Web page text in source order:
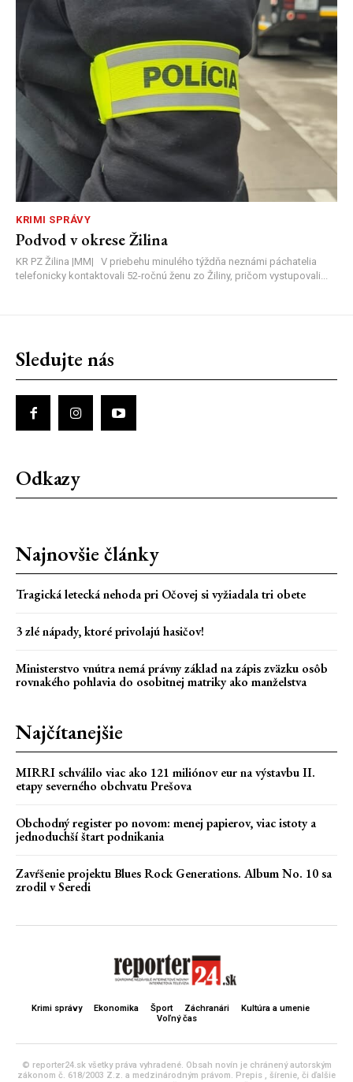
KRIMI SPRÁVY
Podvod v okrese Žilina
KR PZ Žilina |MM| V priebehu minulého týždňa neznámi páchatelia
telefonicky kontaktovali 52-ročnú ženu zo Žiliny, pričom vystupovali...
Sledujte nás
Odkazy
Najnovšie články
Tragická letecká nehoda pri Očovej si vyžiadala tri obete
3 zlé nápady, ktoré privolajú hasičov!
Ministerstvo vnútra nemá právny základ na zápis zväzku osôb
rovnakého pohlavia do osobitnej matriky ako manželstva
Najčítanejšie
MIRRI schválilo viac ako 121 miliónov eur na výstavbu II.
etapy severného obchvatu Prešova
Obchodný register po novom: menej papierov, viac istoty a
jednoduchší štart podnikania
Zavŕšenie projektu Blues Rock Generations. Album No. 10 sa
zrodil v Seredi
Krimi správy Ekonomika Šport Záchranári
Kultúra a umenie
Voľný čas
© reporter24.sk všetky práva vyhradené. Obsah novín je chránený autorským
zákonom č. 618/2003 Z.z. a medzinárodným právom. Prepis , šírenie, či ďalšie